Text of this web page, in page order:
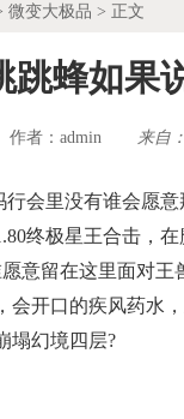
微变大极品 > 正文
跳蜂如果
作者： admin 来自：
会里没有谁会愿
终极星王合击，
意留在这里面对
会开口的疾风药水
塌幻境四层?